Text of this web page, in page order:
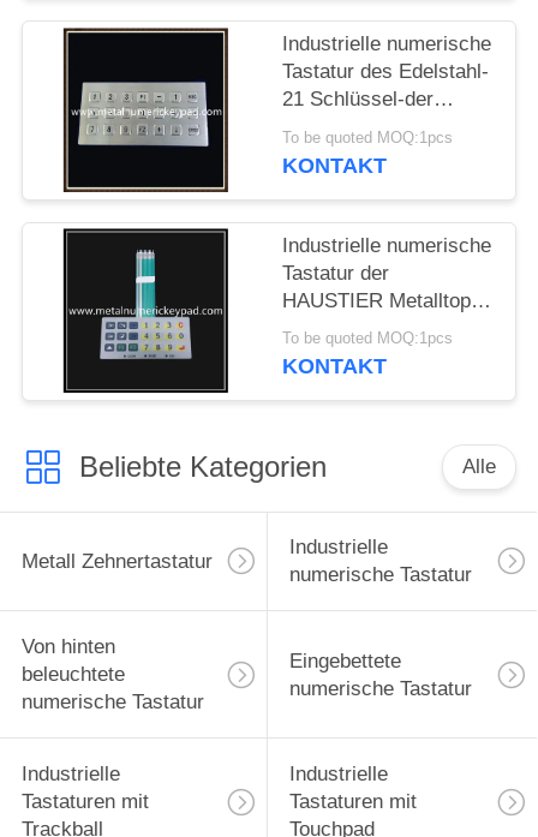
Industrielle numerische
Tastatur des Edelstahl-
21 Schlüssel-der
Matrix-3x7
To be quoted MOQ:1pcs
KONTAKT
Industrielle numerische
Tastatur der
HAUSTIER Metalltopf-
Film-Membran-2.0mm
To be quoted MOQ:1pcs
KONTAKT
Beliebte Kategorien Alle
Metall Zehnertastatur
Industrielle
numerische Tastatur
Von hinten
beleuchtete
numerische Tastatur
Eingebettete
numerische Tastatur
Industrielle
Tastaturen mit
Trackball
Industrielle
Tastaturen mit
Touchpad